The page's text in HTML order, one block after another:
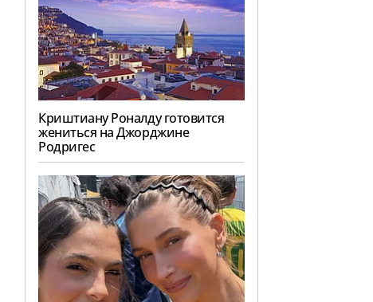
Криштиану Роналду готовится
жениться на Джорджине
Родригес